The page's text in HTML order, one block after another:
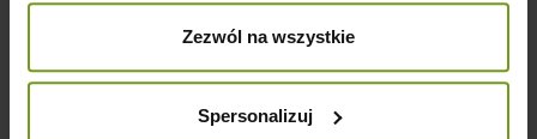
Zezwól na wszystkie
Spersonalizuj